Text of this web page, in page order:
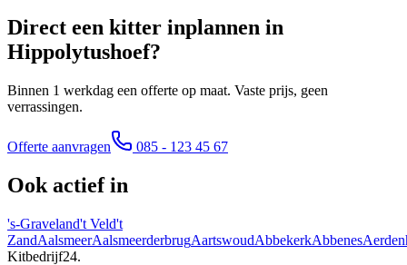
Direct een kitter inplannen in
Hippolytushoef?
Binnen 1 werkdag een offerte op maat. Vaste prijs, geen
verrassingen.
Offerte aanvragen 085 - 123 45 67
Ook actief in
's-Graveland't Veld't
ZandAalsmeerAalsmeerderbrugAartswoudAbbekerkAbbenes
Kitbedrijf24.